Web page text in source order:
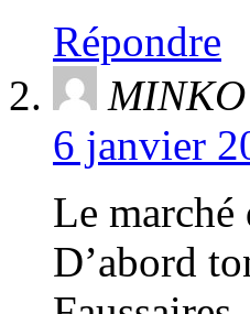
Répondre
MINKO
6 janvier
Le marché
D’abord